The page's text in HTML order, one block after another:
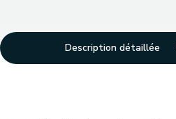
Description détaillée